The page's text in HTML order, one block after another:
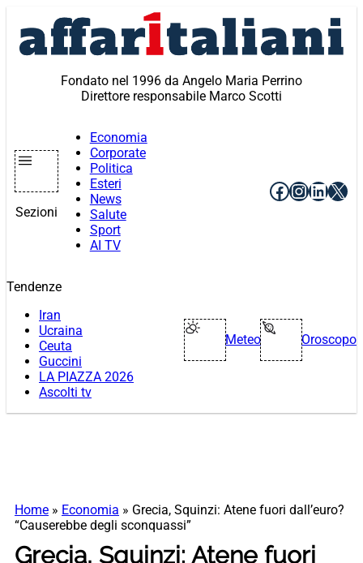
contenuto
Fondato nel 1996 da Angelo Maria Perrino
Direttore responsabile Marco Scotti
Sezioni
Economia
Corporate
Politica
Esteri
News
Salute
Sport
AI TV
Facebook
X
Tendenze
Iran
Ucraina
Ceuta
Guccini
LA PIAZZA 2026
Ascolti tv
Meteo Oroscopo
Home » Economia » Grecia, Squinzi: Atene fuori dall’euro?
“Causerebbe degli sconquassi”
Grecia, Squinzi: Atene fuori